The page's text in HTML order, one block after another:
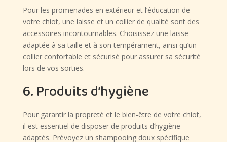
Pour les promenades en extérieur et l’éducation de
votre chiot, une laisse et un collier de qualité sont des
accessoires incontournables. Choisissez une laisse
adaptée à sa taille et à son tempérament, ainsi qu’un
collier confortable et sécurisé pour assurer sa sécurité
lors de vos sorties.
6. Produits d’hygiène
Pour garantir la propreté et le bien-être de votre chiot,
il est essentiel de disposer de produits d’hygiène
adaptés. Prévoyez un shampooing doux spécifique